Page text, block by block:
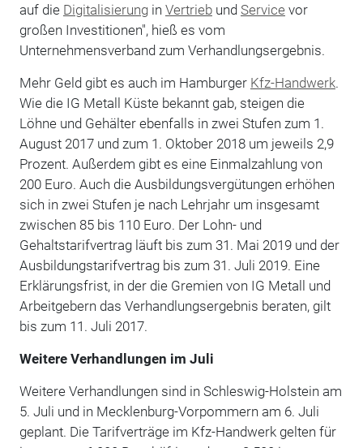
auf die Digitalisierungin Vertriebund Service vor
großen Investitionen", hieß es vom
Unternehmensverband zum Verhandlungsergebnis.
Mehr Geld gibt es auch im Hamburger Kfz-Handwerk.
Wie die IG Metall Küste bekannt gab, steigen die
Löhne und Gehälter ebenfalls in zwei Stufen zum 1.
August 2017 und zum 1. Oktober 2018 um jeweils 2,9
Prozent. Außerdem gibt es eine Einmalzahlung von
200 Euro. Auch die Ausbildungsvergütungen erhöhen
sich in zwei Stufen je nach Lehrjahr um insgesamt
zwischen 85 bis 110 Euro. Der Lohn- und
Gehaltstarifvertrag läuft bis zum 31. Mai 2019 und der
Ausbildungstarifvertrag bis zum 31. Juli 2019. Eine
Erklärungsfrist, in der die Gremien von IG Metall und
Arbeitgebern das Verhandlungsergebnis beraten, gilt
bis zum 11. Juli 2017.
Weitere Verhandlungen im Juli
Weitere Verhandlungen sind in Schleswig-Holstein am
5. Juli und in Mecklenburg-Vorpommern am 6. Juli
geplant. Die Tarifverträge im Kfz-Handwerk gelten für